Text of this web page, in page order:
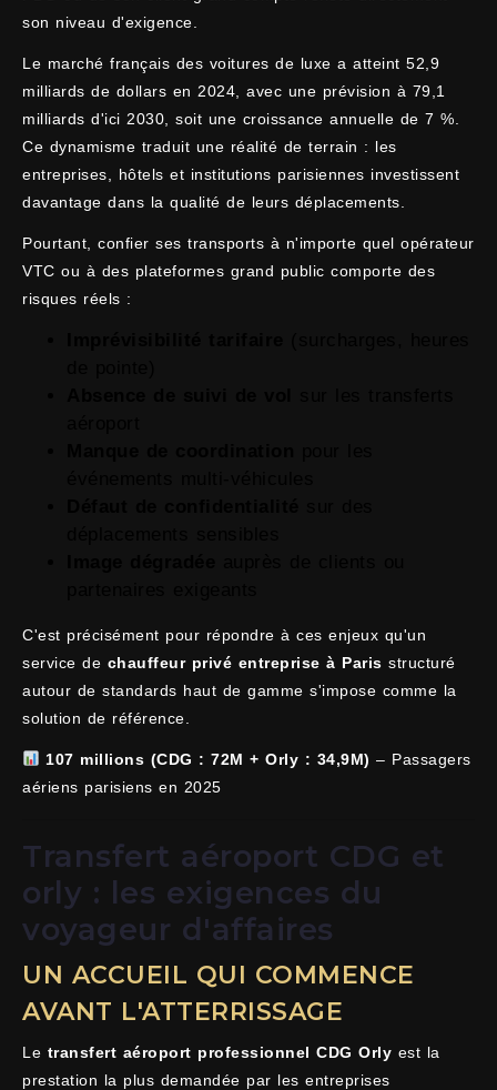
son niveau d'exigence.
Le marché français des voitures de luxe a atteint 52,9
milliards de dollars en 2024, avec une prévision à 79,1
milliards d'ici 2030, soit une croissance annuelle de 7 %.
Ce dynamisme traduit une réalité de terrain : les
entreprises, hôtels et institutions parisiennes investissent
davantage dans la qualité de leurs déplacements.
Pourtant, confier ses transports à n'importe quel opérateur
VTC ou à des plateformes grand public comporte des
risques réels :
C'est précisément pour répondre à ces enjeux qu'un
service de chauffeur privé entreprise à Paris structuré
autour de standards haut de gamme s'impose comme la
solution de référence.
107 millions (CDG : 72M + Orly : 34,9M) – Passagers
aériens parisiens en 2025
Transfert aéroport CDG et
orly : les exigences du
voyageur d'affaires
UN ACCUEIL QUI COMMENCE
AVANT L'ATTERRISSAGE
Le transfert aéroport professionnel CDG Orly est la
prestation la plus demandée par les entreprises